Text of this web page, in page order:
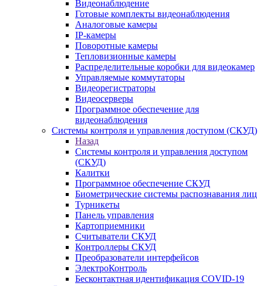
Видеонаблюдение
Готовые комплекты видеонаблюдения
Аналоговые камеры
IP-камеры
Поворотные камеры
Тепловизионные камеры
Распределительные коробки для видеокамер
Управляемые коммутаторы
Видеорегистраторы
Видеосерверы
Программное обеспечение для
видеонаблюдения
Системы контроля и управления доступом (СКУД)
Назад
Системы контроля и управления доступом
(СКУД)
Калитки
Программное обеспечение СКУД
Биометрические системы распознавания лиц
Турникеты
Панель управления
Картоприемники
Считыватели СКУД
Контроллеры СКУД
Преобразователи интерфейсов
ЭлектроКонтроль
Бесконтактная идентификация COVID-19